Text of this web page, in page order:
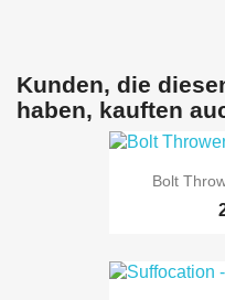
Kunden, die
haben, kauften
Bolt